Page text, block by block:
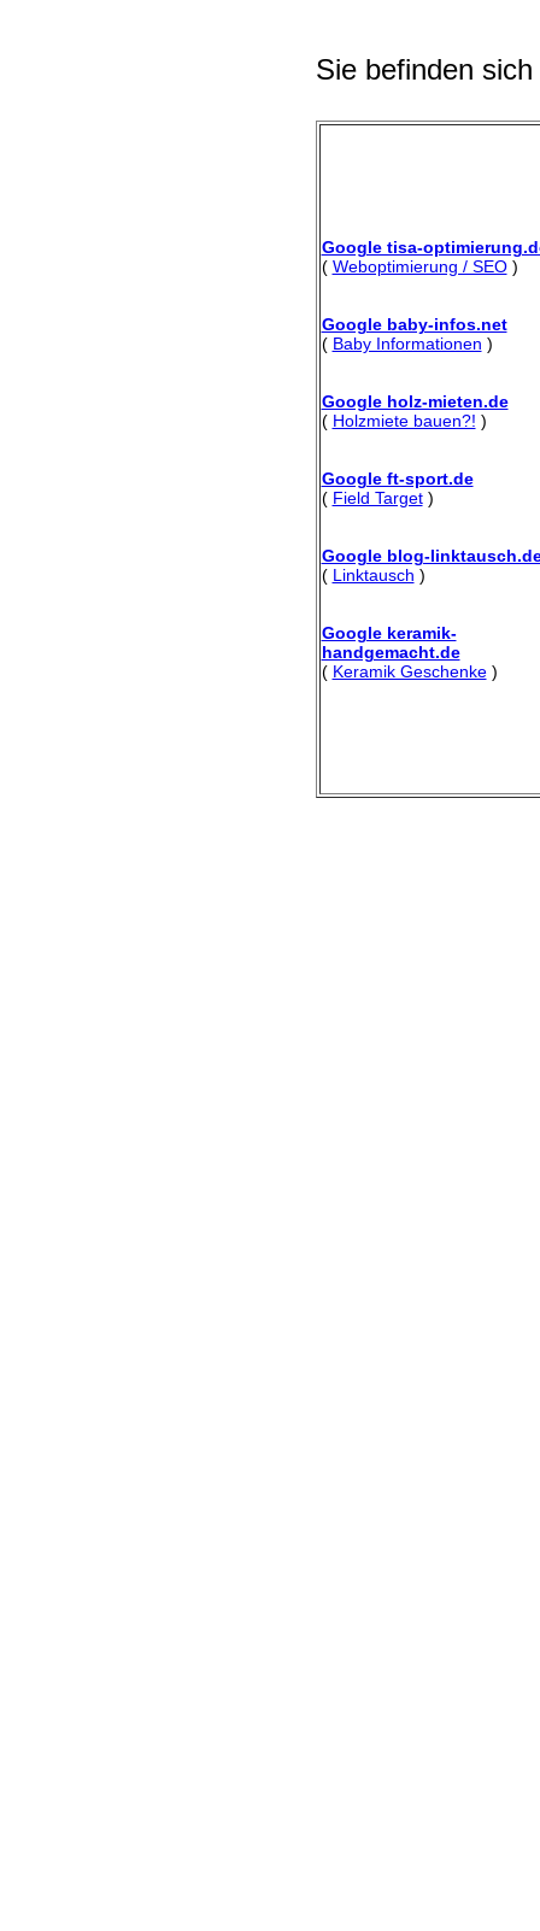
Sie befinden
Google tisa-
( Weboptimierung / SEO)
Google baby-infos.net
( Baby Informationen )
Google holz-mieten.de
( Holzmiete bauen?! )
Google ft-sport.de
( Field Target)
Google blog-
( Linktausch )
Google keramik-
handgemacht.de
( Keramik Geschenke)